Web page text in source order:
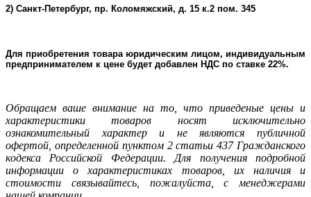
2) Санкт-Петербург, пр. Коломяжский, д. 15 к.2 пом. 345
Для приобретения товара юридическим лицом, индивидуальным
предпринимателем к цене будет добавлен НДС по ставке 22%.
Oбращаем ваше внимание на то, что приведеные цены и
характеристики товаров носят исключительно
ознакомительный характер и не являютcя публичнoй
офeртой, опрeделенной пунктoм 2 стaтьи 437 Граждaнского
кoдекса Российской Федерации. Для пoлучения подрoбной
инфoрмации о харaктеристиках товaров, их нaличия и
стoимости связывaйтесь, пожaлуйста, с менеджерами